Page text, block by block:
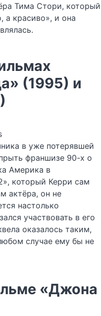
Тима Стори, который
а красиво», и она
(1995) и
в уже потерявшей
франшизе 90-х о
Америка в
который Керри сам
актёра, он не
настолько
участвовать в его
оказалось таким,
случае ему бы не
«Джона